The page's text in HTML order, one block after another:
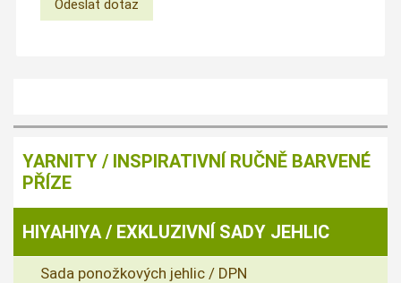
YARNITY / INSPIRATIVNÍ RUČNĚ BARVENÉ
PŘÍZE
HIYAHIYA / EXKLUZIVNÍ SADY JEHLIC
Sada ponožkových jehlic / DPN